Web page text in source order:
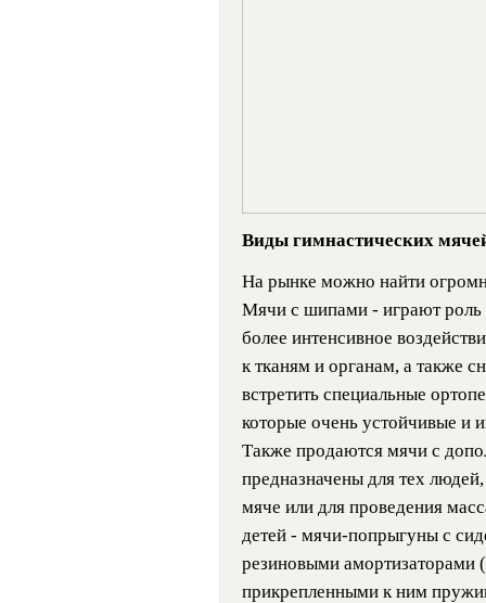
Виды гимнастических
На рынке можно найти
Мячи с шипами - играют
более интенсивное
к тканям и органам, а также
встретить специальные
которые очень устойчивые и
Также продаются мячи с
предназначены для тех
мяче или для проведения
детей - мячи-попрыгуны с
резиновыми амортизаторами
прикрепленными к ним